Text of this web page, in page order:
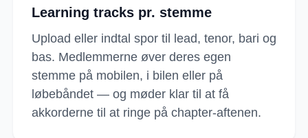
Learning tracks pr. stemme
Upload eller indtal spor til lead, tenor, bari og
bas. Medlemmerne øver deres egen
stemme på mobilen, i bilen eller på
løbebåndet — og møder klar til at få
akkorderne til at ringe på chapter-aftenen.